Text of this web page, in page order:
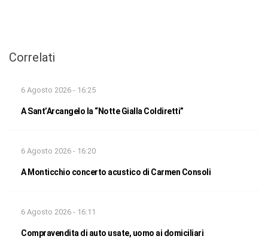
Correlati
6 Agosto 2026 - 16:25
A Sant’Arcangelo la “Notte Gialla Coldiretti”
6 Agosto 2026 - 16:20
A Monticchio concerto acustico di Carmen Consoli
6 Agosto 2026 - 16:11
Compravendita di auto usate, uomo ai domiciliari